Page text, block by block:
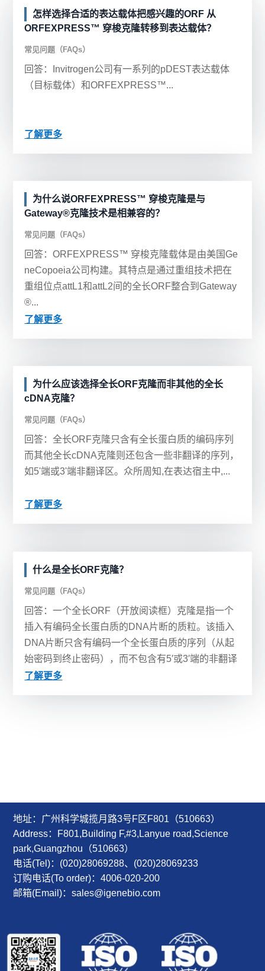
怎样选择合适的表达载体把感兴趣的ORF 从
ORFEXPRESS™ 穿梭克隆转移到表达载体？
常见问题（FAQs）
回答：Invitrogen公司有一系列的pDEST表达载体
（目标载体）和ORFEXPRESS™...
了解更多
为什么说ORFEXPRESS™ 穿梭克隆是与
Gateway®克隆技术是相兼容的？
常见问题（FAQs）
回答：ORFEXPRESS™ 穿梭克隆载体是由美国Ge
neCopoeia公司构建。其特点是通过重组技术把在
重组位点attL1和attL2间的全长ORF整合到Gateway
®...
了解更多
为什么应该选择全长ORF克隆而非其他的全长
cDNA克隆？
常见问题（FAQs）
回答：全长ORF克隆只含有全长蛋白质的编码序列
而其他全长cDNA克隆则还包含一些非翻译的序列，
如5'端或3'端非翻译区。众所周知,在表达宿主中,...
了解更多
什么是全长ORF克隆？
常见问题（FAQs）
回答：一个全长ORF（开放阅读框）克隆是指一个
插入有编码全长蛋白质的DNA片断的质粒。该插入
DNA片断只含有编码一个全长蛋白质的序列（从起
始密码到终止密码），而不包含有5′或3′端的非翻译
区（UTRs）或内含子。...
了解更多
地址：广州科学城揽月路3号F区F801（510663）
Address：F801,Building F,#3,Lanyue road,Science
park,Guangzhou（510663）
电话(Tel)：(020)28069288、(020)28069233
订购电话(To order)：4006-020-200
邮箱(Email)：sales@igenebio.com